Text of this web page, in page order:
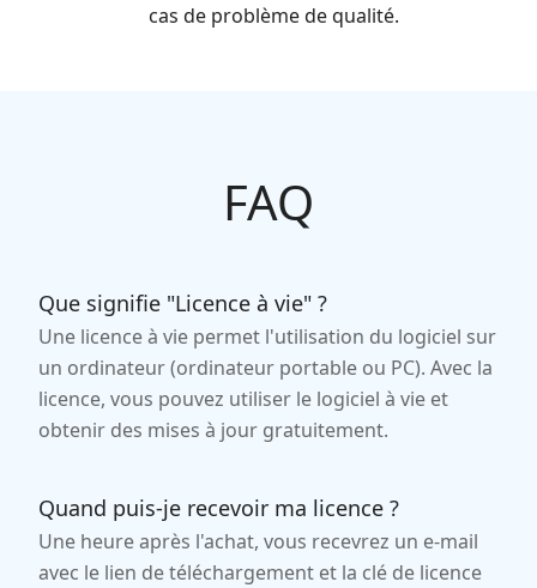
cas de problème de qualité.
FAQ
Que signifie "Licence à vie" ?
Une licence à vie permet l'utilisation du logiciel sur
un ordinateur (ordinateur portable ou PC). Avec la
licence, vous pouvez utiliser le logiciel à vie et
obtenir des mises à jour gratuitement.
Quand puis-je recevoir ma licence ?
Une heure après l'achat, vous recevrez un e-mail
avec le lien de téléchargement et la clé de licence